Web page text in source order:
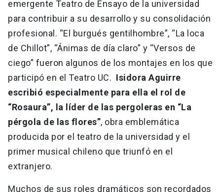
emergente Teatro de Ensayo de la universidad
para contribuir a su desarrollo y su consolidación
profesional. “El burgués gentilhombre”, “La loca
de Chillot”, “Ánimas de día claro” y “Versos de
ciego” fueron algunos de los montajes en los que
participó en el Teatro UC. Isidora Aguirre
escribió especialmente para ella el rol de
“Rosaura”, la líder de las pergoleras en “La
pérgola de las flores”, obra emblemática
producida por el teatro de la universidad y el
primer musical chileno que triunfó en el
extranjero.
Muchos de sus roles dramáticos son recordados